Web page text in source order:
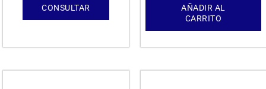
CONSULTAR
AÑADIR AL
CARRITO